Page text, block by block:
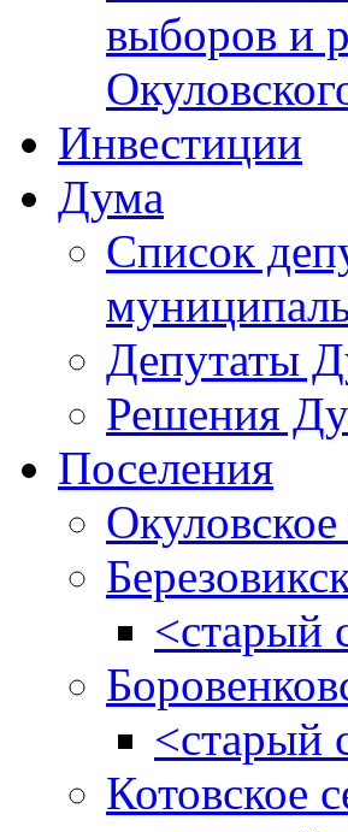
выборов и
Инвестиции
Дума
Список
Депутаты
Решения
Поселения
<старый
<старый
Котовское